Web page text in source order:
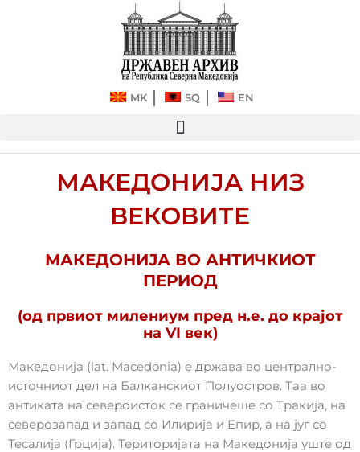
MK SQ EN
МАКЕДОНИЈА НИЗ
ВЕКОВИТЕ
МАКЕДОНИЈА ВО АНТИЧКИОТ
ПЕРИОД
(од првиот милениум пред н.е. до крајот
на VI век)
Македонија (lat. Macedonia) е држава во централно-
источниот дел на Балканскиот Полуостров. Таа во
антиката на североисток се граничеше со Тракија, на
северозапад и запад со Илирија и Епир, а на југ со
Тесалија (Грција). Територијата на Македонија уште од